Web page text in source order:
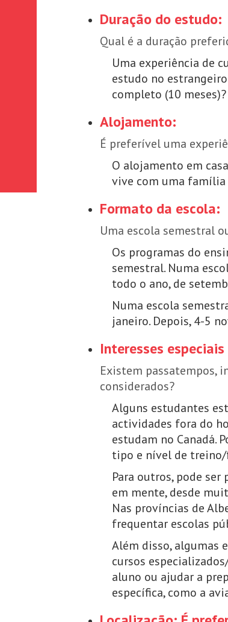
Duração do estudo:
Qual é a duração
Uma experiência de
estudo no
completo (10 meses)?
Alojamento:
É preferível uma
O alojamento em
vive com uma família
Formato da escola:
Uma escola semestral
Os programas do
semestral. Numa
todo o ano, de
Numa escola
janeiro. Depois, 4-5
Interesses
Existem passatempos,
considerados?
Alguns estudantes
actividades fora do
estudam no Canadá.
tipo e nível de treino/
Para outros, pode
em mente, desde
Nas províncias de
frequentar escolas
Além disso, algumas
cursos
aluno ou ajudar a
específica, como a